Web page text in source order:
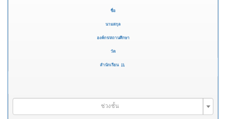
ชื่อ
นามสกุล
องค์กร/สถานศึกษา
วัด
สำนักเรียน
ช่วงชั้น